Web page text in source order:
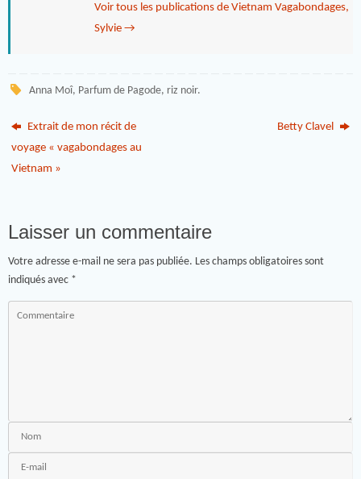
Voir tous les publications de Vietnam Vagabondages,
Sylvie →
Anna Moî, Parfum de Pagode, riz noir.
Extrait de mon récit de
voyage « vagabondages au
Vietnam »
Betty Clavel
Laisser un commentaire
Votre adresse e-mail ne sera pas publiée. Les champs obligatoires sont
indiqués avec *